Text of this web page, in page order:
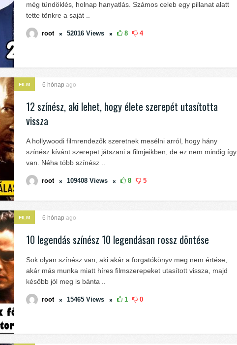
még tündöklés, holnap hanyatlás. Számos celeb egy pillanat alatt
tette tönkre a saját ..
root 52016 Views 8 4
FILM 6 hónap ago
12 színész, aki lehet, hogy élete szerepét utasította
vissza
A hollywoodi filmrendezők szeretnek mesélni arról, hogy hány
színész kívánt szerepet játszani a filmjeikben, de ez nem mindig így
van. Néha több színész ..
root 109408 Views 8 5
FILM 6 hónap ago
10 legendás színész 10 legendásan rossz döntése
Sok olyan színész van, aki akár a forgatókönyv meg nem értése,
akár más munka miatt híres filmszerepeket utasított vissza, majd
később jól meg is bánta ..
root 15465 Views 1 0